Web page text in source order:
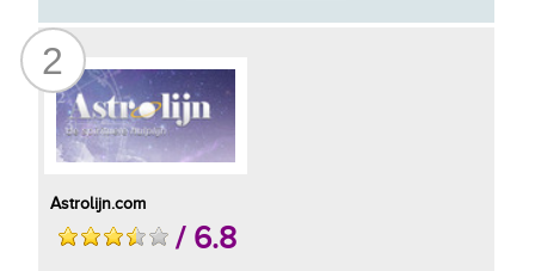
2
Astrolijn.com
/ 6.8